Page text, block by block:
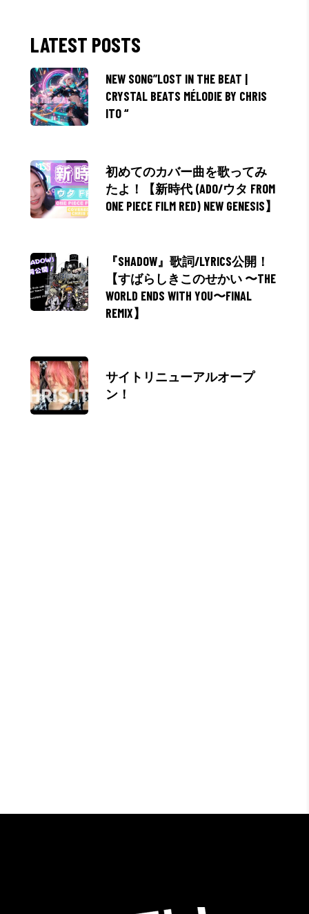
LATEST POSTS
NEW SONG”LOST IN THE BEAT |
CRYSTAL BEATS MÉLODIE BY CHRIS
ITO “
初めてのカバー曲を歌ってみ
たよ！【新時代 (ADO/ウタ FROM
ONE PIECE FILM RED) NEW GENESIS】
『SHADOW』歌詞/LYRICS公開！
【すばらしきこのせかい 〜THE
WORLD ENDS WITH YOU〜FINAL
REMIX】
サイトリニューアルオープ
ン！